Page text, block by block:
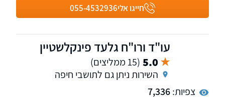
חייגו אלי055-4532936
עו"ד ורו"ח גלעד פינקלשטיין
5.0 (15 ממליצים)
השירות ניתן גם לתושבי חיפה
צפיות:7,336